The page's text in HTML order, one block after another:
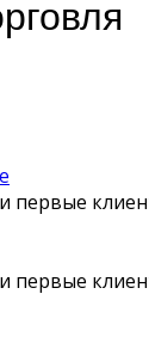
первые
первые